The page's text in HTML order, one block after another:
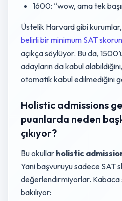
1600: “wow, ama tek
Üstelik Harvard gibi
belirli bir minimum SAT
açıkça söylüyor. Bu da,
adayların da kabul
otomatik kabul edilmediğini
Holistic admissions
puanlarda neden
çıkıyor?
Bu okullar holistic
Yani başvuruyu sadece SAT
değerlendirmiyorlar. Kabaca
bakılıyor: